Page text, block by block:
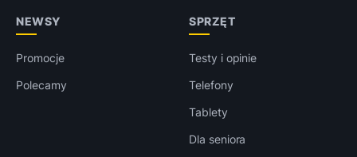
NEWSY
Promocje
Polecamy
SPRZĘT
Testy i opinie
Telefony
Tablety
Dla seniora